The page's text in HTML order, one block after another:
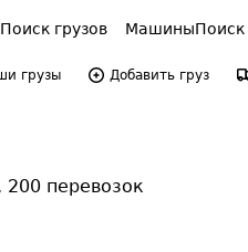
Поиск грузов Машины
грузы Добавить груз
перевозок